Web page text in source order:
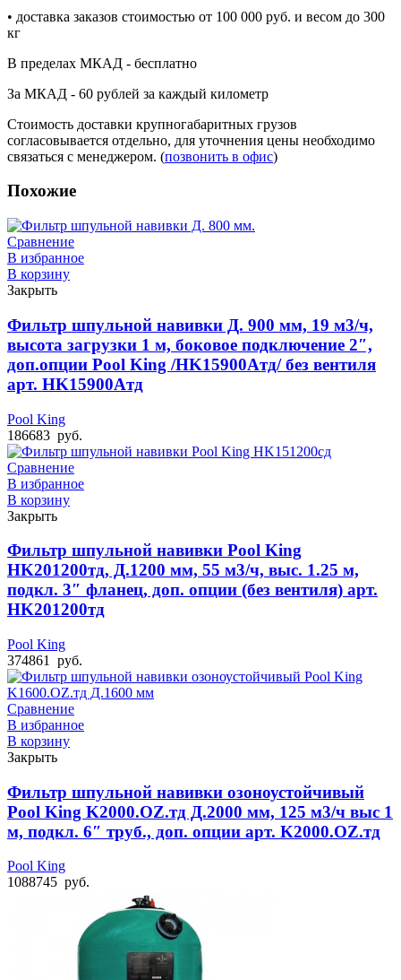
• доставка заказов стоимостью от 100 000 руб. и весом до 300
кг
В пределах МКАД - бесплатно
За МКАД - 60 рублей за каждый километр
Стоимость доставки крупногабаритных грузов
согласовывается отдельно, для уточнения цены необходимо
связаться с менеджером. (позвонить в офис)
Похожие
Сравнение
В избранное
В корзину
Закрыть
Фильтр шпульной навивки Д. 900 мм, 19 м3/ч,
высота загрузки 1 м, боковое подключение 2″,
доп.опции Pool King /HK15900Aтд/ без вентиля
арт. HK15900Aтд
Pool King
186683 руб.
Сравнение
В избранное
В корзину
Закрыть
Фильтр шпульной навивки Pool King
HK201200тд, Д.1200 мм, 55 м3/ч, выс. 1.25 м,
подкл. 3″ фланец, доп. опции (без вентиля) арт.
HK201200тд
Pool King
374861
руб.
Сравнение
В избранное
В корзину
Закрыть
Фильтр шпульной навивки озоноустойчивый
Pool King K2000.OZ.тд Д.2000 мм, 125 м3/ч выс 1
м, подкл. 6″ труб., доп. опции арт. K2000.OZ.тд
Pool King
1088745 руб.